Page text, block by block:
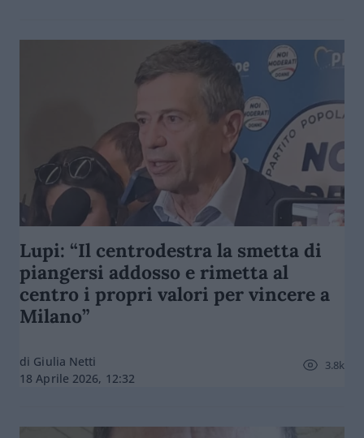
Lupi: “Il centrodestra la smetta di
piangersi addosso e rimetta al
centro i propri valori per vincere a
Milano”
di Giulia Netti
18 Aprile 2026, 12:32
3.8k